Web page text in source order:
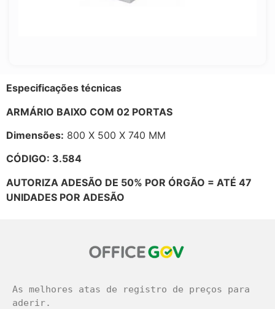
Especificações técnicas
ARMÁRIO BAIXO COM 02 PORTAS
Dimensões: 800 X 500 X 740 MM
CÓDIGO: 3.584
AUTORIZA ADESÃO DE 50% POR ÓRGÃO = ATÉ 47
UNIDADES POR ADESÃO
As melhores atas de registro de preços para
aderir.